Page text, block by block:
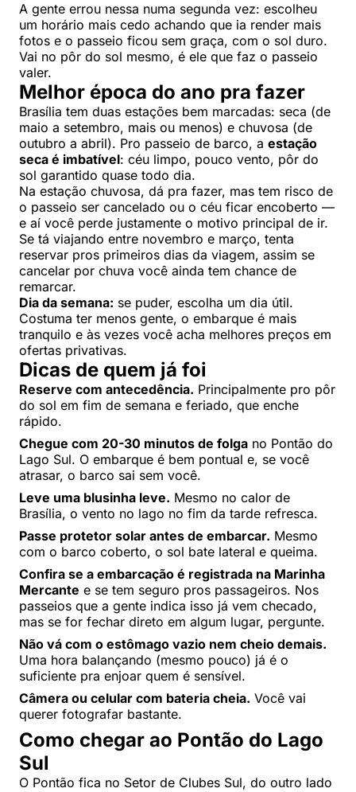
A gente errou nessa numa segunda vez: escolheu
um horário mais cedo achando que ia render mais
fotos e o passeio ficou sem graça, com o sol duro.
Vai no pôr do sol mesmo, é ele que faz o passeio
valer.
Melhor época do ano pra fazer
Brasília tem duas estações bem marcadas: seca (de
maio a setembro, mais ou menos) e chuvosa (de
outubro a abril). Pro passeio de barco, a estação
seca é imbatível: céu limpo, pouco vento, pôr do
sol garantido quase todo dia.
Na estação chuvosa, dá pra fazer, mas tem risco de
o passeio ser cancelado ou o céu ficar encoberto —
e aí você perde justamente o motivo principal de ir.
Se tá viajando entre novembro e março, tenta
reservar pros primeiros dias da viagem, assim se
cancelar por chuva você ainda tem chance de
remarcar.
Dia da semana: se puder, escolha um dia útil.
Costuma ter menos gente, o embarque é mais
tranquilo e às vezes você acha melhores preços em
ofertas privativas.
Dicas de quem já foi
Reserve com antecedência. Principalmente pro pôr
do sol em fim de semana e feriado, que enche
rápido.
Chegue com 20-30 minutos de folga no Pontão do
Lago Sul. O embarque é bem pontual e, se você
atrasar, o barco sai sem você.
Leve uma blusinha leve. Mesmo no calor de
Brasília, o vento no lago no fim da tarde refresca.
Passe protetor solar antes de embarcar. Mesmo
com o barco coberto, o sol bate lateral e queima.
Confira se a embarcação é registrada na Marinha
Mercante e se tem seguro pros passageiros. Nos
passeios que a gente indica isso já vem checado,
mas se for fechar direto em algum lugar, pergunte.
Não vá com o estômago vazio nem cheio demais.
Uma hora balançando (mesmo pouco) já é o
suficiente pra enjoar quem é sensível.
Câmera ou celular com bateria cheia. Você vai
querer fotografar bastante.
Como chegar ao Pontão do Lago
Sul
O Pontão fica no Setor de Clubes Sul, do outro lado